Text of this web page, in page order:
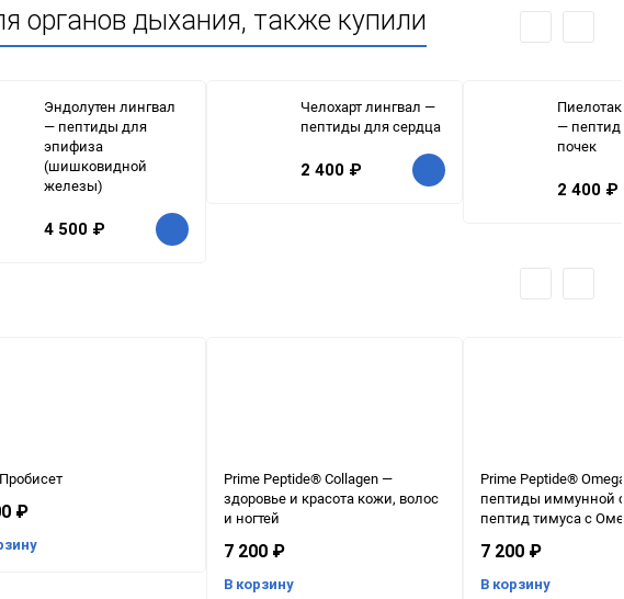
органов дыхания, также купили
Эндолутен лингвал
— пептиды для
эпифиза
(шишковидной
железы)
4 500 ₽
Челохарт лингвал —
пептиды для сердца
2 400 ₽
—
почек
2 400 ₽
₽
Prime Peptide® Collagen —
здоровье и красота кожи, волос
и ногтей
7 200 ₽
В корзину
Prime Peptide®
пептиды иммунной
пептид тимуса с
7 200 ₽
В корзину